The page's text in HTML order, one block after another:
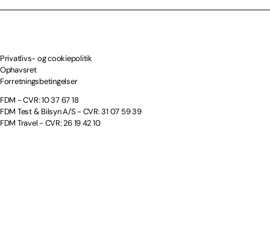
Privatlivs- og cookiepolitik
Ophavsret
Forretningsbetingelser
FDM - CVR: 10 37 67 18
FDM Test & Bilsyn A/S - CVR: 31 07 59 39
FDM Travel - CVR: 26 19 42 10